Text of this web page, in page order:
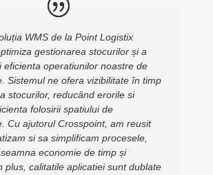
WMS de la Point Logistix
gestionarea stocurilor și a
eficienta operatiunilor noastre de
Sistemul ne ofera vizibilitate în timp
stocurilor, reducând erorile si
folosirii spatiului de
Cu ajutorul Crosspoint, am reusit
si sa simplificam procesele,
economie de timp și
plus, calitatile aplicatiei sunt dublate